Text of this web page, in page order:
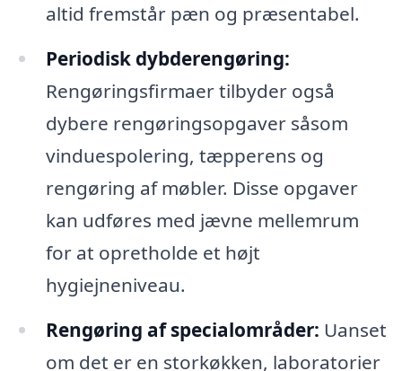
altid fremstår pæn og præsentabel.
Periodisk dybderengøring:
Rengøringsfirmaer tilbyder også
dybere rengøringsopgaver såsom
vinduespolering, tæpperens og
rengøring af møbler. Disse opgaver
kan udføres med jævne mellemrum
for at opretholde et højt
hygiejneniveau.
Rengøring af specialområder: Uanset
om det er en storkøkken, laboratorier